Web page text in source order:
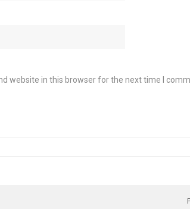
website in this browser for the next time I